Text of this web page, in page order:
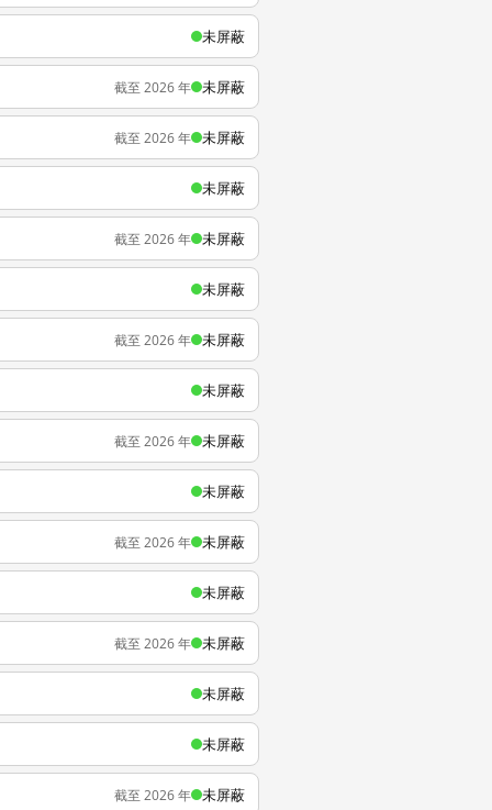
未屏蔽
截至 2026 年 未屏蔽
截至 2026 年 未屏蔽
未屏蔽
截至 2026 年 未屏蔽
未屏蔽
截至 2026 年 未屏蔽
未屏蔽
截至 2026 年 未屏蔽
未屏蔽
截至 2026 年 未屏蔽
未屏蔽
截至 2026 年 未屏蔽
未屏蔽
未屏蔽
截至 2026 年 未屏蔽